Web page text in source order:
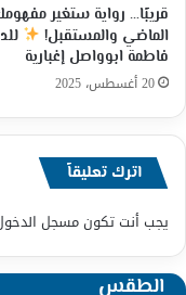
قريبًا… رواية ستغير
الماضي والمستقبل!
فاطمة ابوواصل إغبارية
20 أغسطس، 2025
اترك تعليقاً
يجب أنت تكونمسجل
الطقس